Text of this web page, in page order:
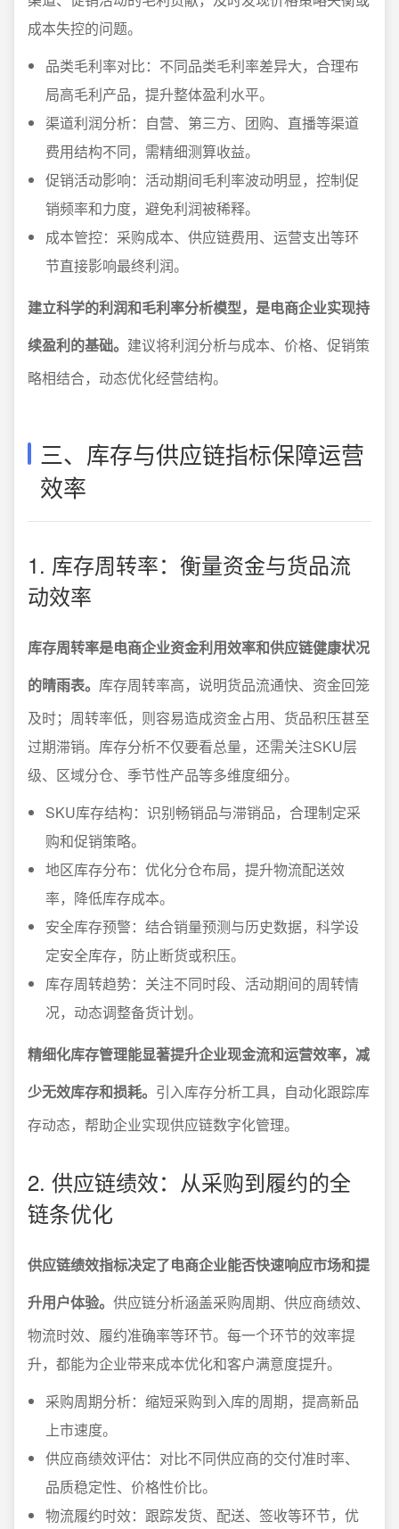
成本失控的问题。
品类毛利率对比：不同品类毛利率差异大，合理布
局高毛利产品，提升整体盈利水平。
渠道利润分析：自营、第三方、团购、直播等渠道
费用结构不同，需精细测算收益。
促销活动影响：活动期间毛利率波动明显，控制促
销频率和力度，避免利润被稀释。
成本管控：采购成本、供应链费用、运营支出等环
节直接影响最终利润。
建立科学的利润和毛利率分析模型，是电商企业实现持
续盈利的基础。 建议将利润分析与成本、价格、促销策
略相结合，动态优化经营结构。
三、库存与供应链指标保障运营
效率
1. 库存周转率：衡量资金与货品流
动效率
库存周转率是电商企业资金利用效率和供应链健康状况
的晴雨表。 库存周转率高，说明货品流通快、资金回笼
及时；周转率低，则容易造成资金占用、货品积压甚至
过期滞销。库存分析不仅要看总量，还需关注SKU层
级、区域分仓、季节性产品等多维度细分。
SKU库存结构：识别畅销品与滞销品，合理制定采
购和促销策略。
地区库存分布：优化分仓布局，提升物流配送效
率，降低库存成本。
安全库存预警：结合销量预测与历史数据，科学设
定安全库存，防止断货或积压。
库存周转趋势：关注不同时段、活动期间的周转情
况，动态调整备货计划。
精细化库存管理能显著提升企业现金流和运营效率，减
少无效库存和损耗。 引入库存分析工具，自动化跟踪库
存动态，帮助企业实现供应链数字化管理。
2. 供应链绩效：从采购到履约的全
链条优化
供应链绩效指标决定了电商企业能否快速响应市场和提
升用户体验。 供应链分析涵盖采购周期、供应商绩效、
物流时效、履约准确率等环节。每一个环节的效率提
升，都能为企业带来成本优化和客户满意度提升。
采购周期分析：缩短采购到入库的周期，提高新品
上市速度。
供应商绩效评估：对比不同供应商的交付准时率、
品质稳定性、价格性价比。
物流履约时效：跟踪发货、配送、签收等环节，优